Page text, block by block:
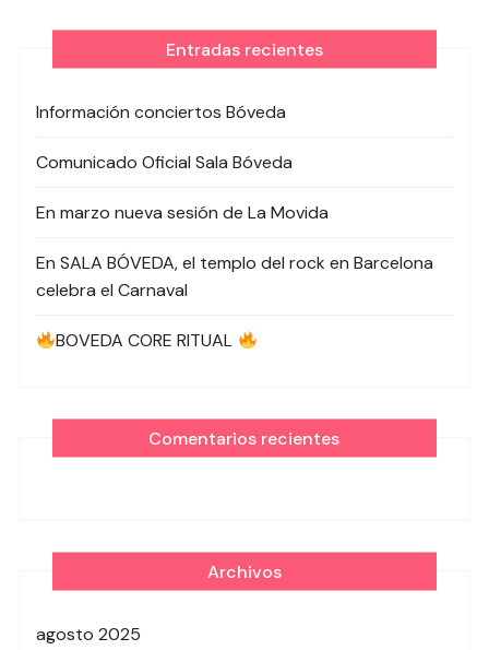
Entradas recientes
Información conciertos Bóveda
Comunicado Oficial Sala Bóveda
En marzo nueva sesión de La Movida
En SALA BÓVEDA, el templo del rock en Barcelona
celebra el Carnaval
BOVEDA CORE RITUAL
Comentarios recientes
Archivos
agosto 2025